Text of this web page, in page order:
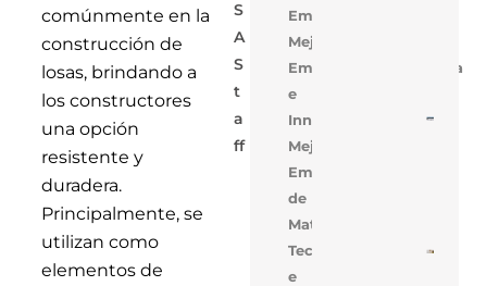
comúnmente en la
construcción de
losas, brindando a
los constructores
una opción
resistente y
duradera.
Principalmente, se
utilizan como
elementos de
S
A
S
T
A
Ff
Empresarial
Mejora
Empresarial,Tecnologia
e
Innovacion
Mejora
Empresarial,Uso
de
Materiales
Tecnología
e
De